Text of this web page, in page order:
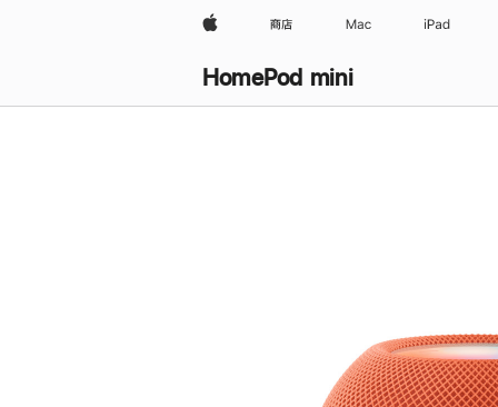
Apple 商店 Mac iPad
HomePod mini